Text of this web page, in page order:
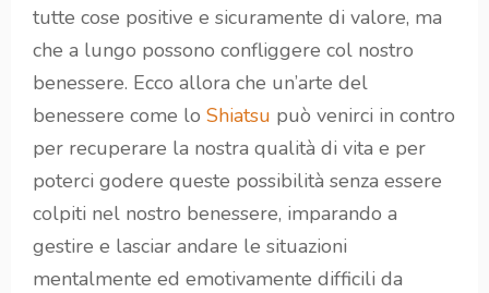
tutte cose positive e sicuramente di valore, ma
che a lungo possono confliggere col nostro
benessere. Ecco allora che un’arte del
benessere come lo Shiatsu può venirci in contro
per recuperare la nostra qualità di vita e per
poterci godere queste possibilità senza essere
colpiti nel nostro benessere, imparando a
gestire e lasciar andare le situazioni
mentalmente ed emotivamente difficili da